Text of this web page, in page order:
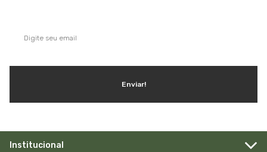
Enviar!
Institucional